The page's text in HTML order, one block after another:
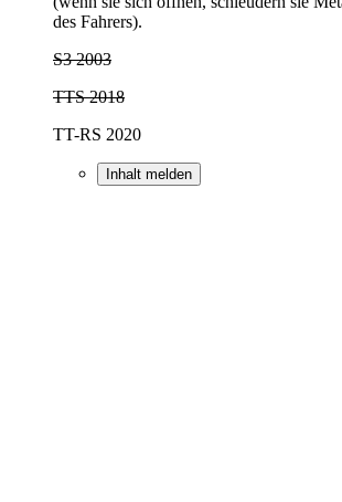
des Fahrers).
S3 2003
TTS 2018
TT-RS 2020
Inhalt melden